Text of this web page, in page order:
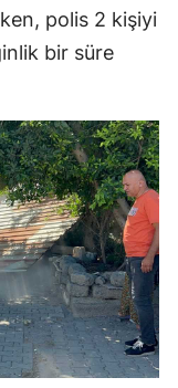
polis 2 kişiyi
bir süre